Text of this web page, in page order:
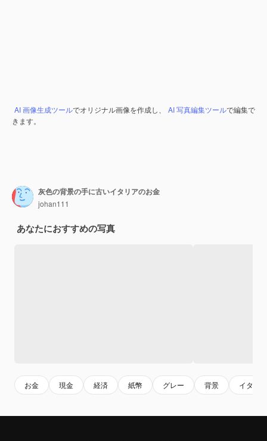
AI 画像生成ツールでオリジナル画像を作成し、 AI 写真編集ツールで編集で
きます。
灰色の背景の手に古いイタリアのお金
johan111
あなたにおすすめの写真
お金 現金 経済 紙幣 グレー 背景 イタリア